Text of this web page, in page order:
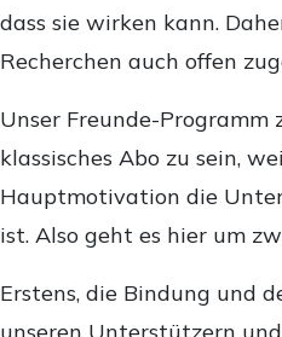
dass sie wirken kann.
Recherchen auch offen
Unser Freunde-
klassisches Abo zu sein,
Hauptmotivation die
ist. Also geht es hier um
Erstens, die Bindung und